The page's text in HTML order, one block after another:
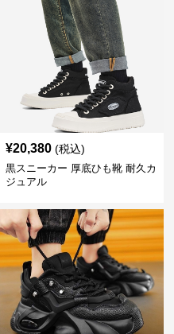
¥20,380 (税込)
黒スニーカー 厚底ひも靴 耐久カ
ジュアル